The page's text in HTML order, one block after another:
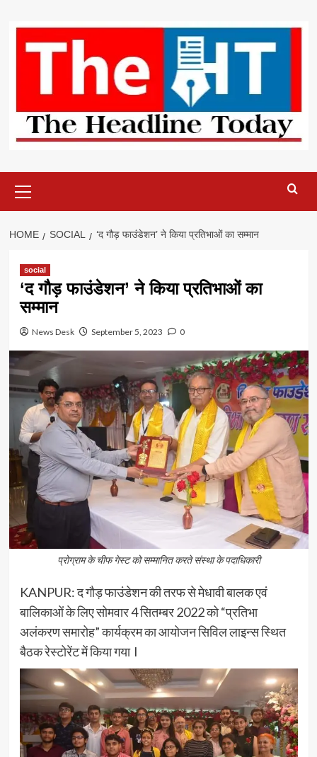
content
Menu
HOME SOCIAL ‘द गौड़ फाउंडेशन’ ने किया प्रतिभाओं का सम्मान
social
‘द गौड़ फाउंडेशन’ ने किया प्रतिभाओं का
सम्मान
News Desk September 5, 2023 0
प्रोग्राम के चीफ गेस्ट को सम्मानित करते संस्था के पदाधिकारी
KANPUR: द गौड़ फाउंडेशन की तरफ से मेधावी बालक एवं
बालिकाओं के लिए सोमवार 4 सितम्बर 2022 को “प्रतिभा
अलंकरण समारोह” कार्यक्रम का आयोजन सिविल लाइन्स स्थित
बैठक रेस्टोरेंट में किया गया l